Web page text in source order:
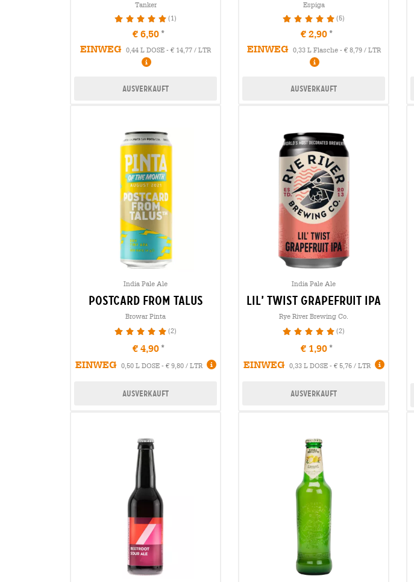
Tanker
100% (1)
€ 6,50
EINWEG
0,44 L DOSE - € 14,77 / LTR
Ausverkauft
Espiga
100% (5)
€ 2,90
EINWEG
0,33 L Flasche - € 8,79 / LTR
Ausverkauft
India Pale Ale
postcard from talus
Browar Pinta
100% (2)
€ 4,90
EINWEG
0,50 L DOSE - € 9,80 / LTR
Ausverkauft
India Pale Ale
lil’ twist grapefruit ipa
Rye River Brewing Co.
100% (2)
€ 1,90
EINWEG
0,33 L DOSE - € 5,76 / LTR
Ausverkauft